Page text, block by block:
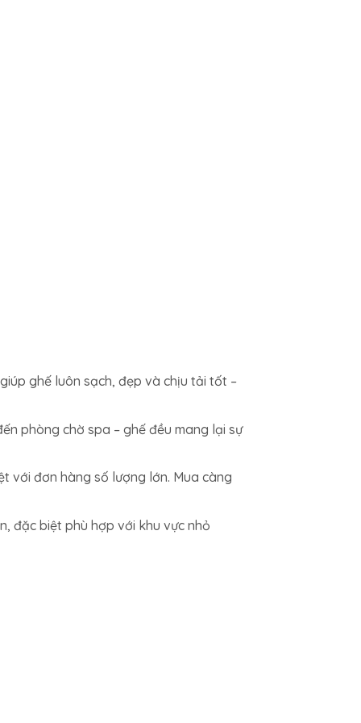
ghế luôn sạch, đẹp và chịu tải tốt –
phòng chờ spa – ghế đều mang lại sự
với đơn hàng số lượng lớn. Mua càng
đặc biệt phù hợp với khu vực nhỏ